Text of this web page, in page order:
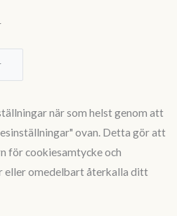
när som helst genom att
ovan. Detta gör att
för cookiesamtycke och
eller omedelbart återkalla ditt